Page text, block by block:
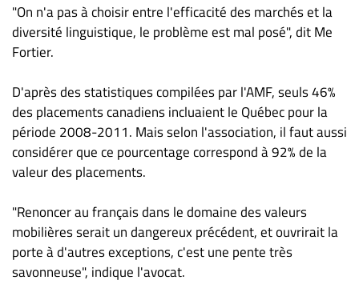
"On n'a pas à choisir entre l'efficacité des marchés et la
diversité linguistique, le problème est mal posé", dit Me
Fortier.
D'après des statistiques compilées par l'AMF, seuls 46%
des placements canadiens incluaient le Québec pour la
période 2008-2011. Mais selon l'association, il faut aussi
considérer que ce pourcentage correspond à 92% de la
valeur des placements.
"Renoncer au français dans le domaine des valeurs
mobilières serait un dangereux précédent, et ouvrirait la
porte à d'autres exceptions, c'est une pente très
savonneuse", indique l'avocat.